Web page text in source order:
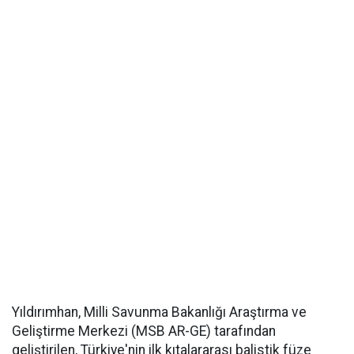
Yıldırımhan, Milli Savunma Bakanlığı Araştırma ve
Geliştirme Merkezi (MSB AR-GE) tarafından
geliştirilen, Türkiye'nin ilk kıtalararası balistik füze